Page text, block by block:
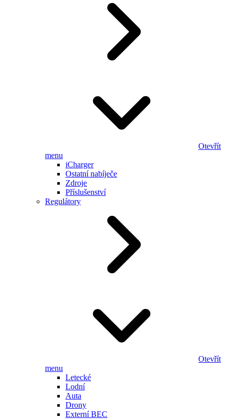
Otevřít
menu
iCharger
Ostatní nabíječe
Zdroje
Příslušenství
Regulátory
Otevřít
menu
Letecké
Lodní
Auta
Drony
Externí BEC